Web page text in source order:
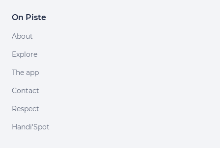
On Piste
About
Explore
The app
Contact
Respect
Handi'Spot